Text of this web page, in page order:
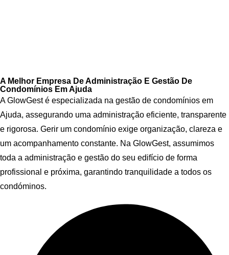
A Melhor Empresa De Administração E Gestão De
Condomínios Em Ajuda
A GlowGest é especializada na gestão de condomínios em
Ajuda, assegurando uma administração eficiente, transparente
e rigorosa. Gerir um condomínio exige organização, clareza e
um acompanhamento constante. Na GlowGest, assumimos
toda a administração e gestão do seu edifício de forma
profissional e próxima, garantindo tranquilidade a todos os
condóminos.